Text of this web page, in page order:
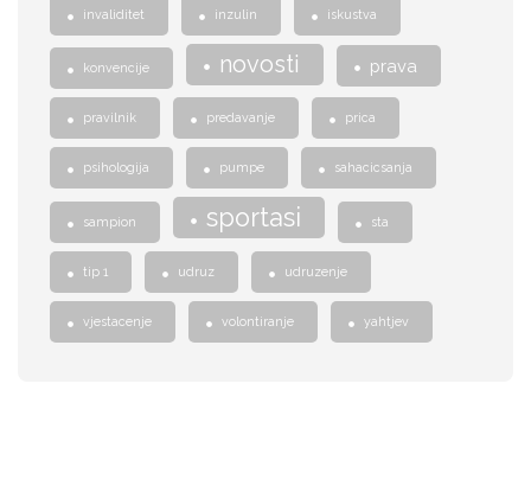
invaliditet inzulin iskustva
konvencije novosti prava
pravilnik predavanje prica
psihologija pumpe sahacicsanja
sampion sportasi sta
tip 1 udruz udruzenje
vjestacenje volontiranje yahtjev